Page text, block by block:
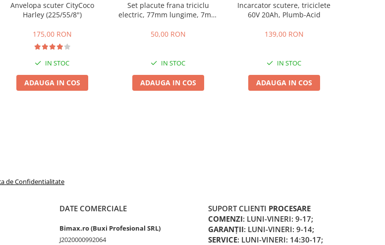
Anvelopa scuter CityCoco
Harley (225/55/8")
175,00 RON
IN STOC
ADAUGA IN COS
Set placute frana triciclu
electric, 77mm lungime, 7mm
50,00 RON
IN STOC
ADAUGA IN COS
Incarcator scutere, triciclete
60V 20Ah, Plumb-Acid
139,00 RON
IN STOC
ADAUGA IN COS
de Confidentialitate
DATE COMERCIALE
Bimax.ro (Buxi Profesional SRL)
J2020000992064
SUPORT CLIENTI PROCESARE
COMENZI: LUNI-VINERI: 9-17;
GARANȚII: LUNI-VINERI: 9-14;
SERVICE: LUNI-VINERI: 14:30-17;